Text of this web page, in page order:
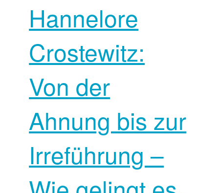
Hannelore
Crostewitz:
Von der
Ahnung bis zur
Irreführung –